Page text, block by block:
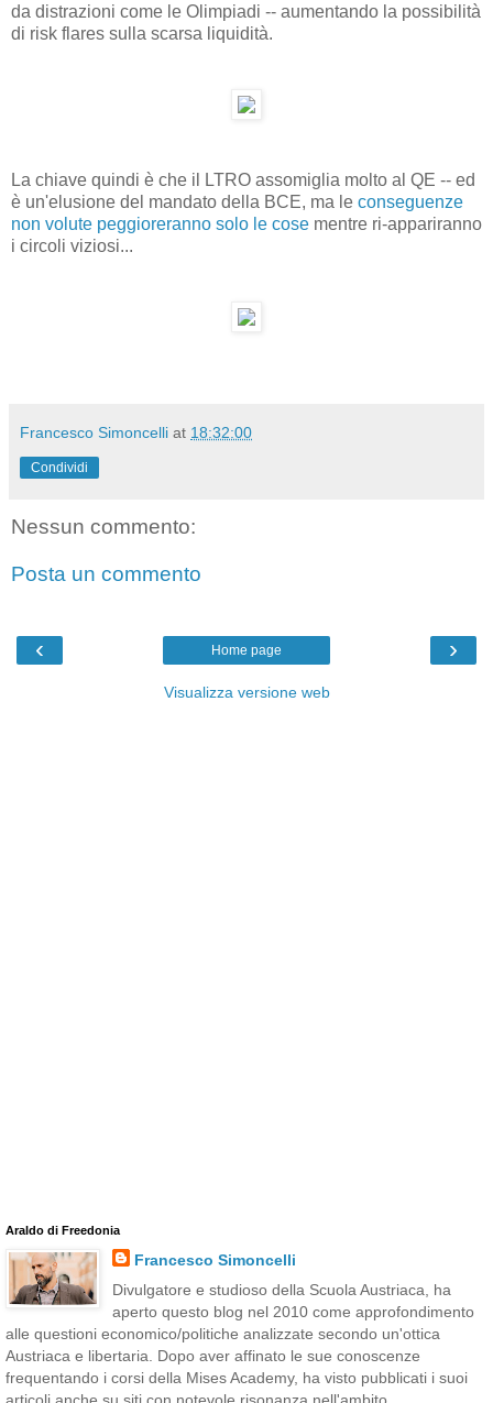
da distrazioni come le Olimpiadi -- aumentando la possibilità
di risk flares sulla scarsa liquidità.
La chiave quindi è che il LTRO assomiglia molto al QE -- ed
è un'elusione del mandato della BCE, ma le conseguenze
non volute peggioreranno solo le cose mentre ri-appariranno
i circoli viziosi...
Francesco Simoncelli at 18:32:00
Condividi
Nessun commento:
Posta un commento
‹ ›
Home page
Visualizza versione web
Araldo di Freedonia
Francesco Simoncelli
Divulgatore e studioso della Scuola Austriaca, ha
aperto questo blog nel 2010 come approfondimento
alle questioni economico/politiche analizzate secondo un'ottica
Austriaca e libertaria. Dopo aver affinato le sue conoscenze
frequentando i corsi della Mises Academy, ha visto pubblicati i suoi